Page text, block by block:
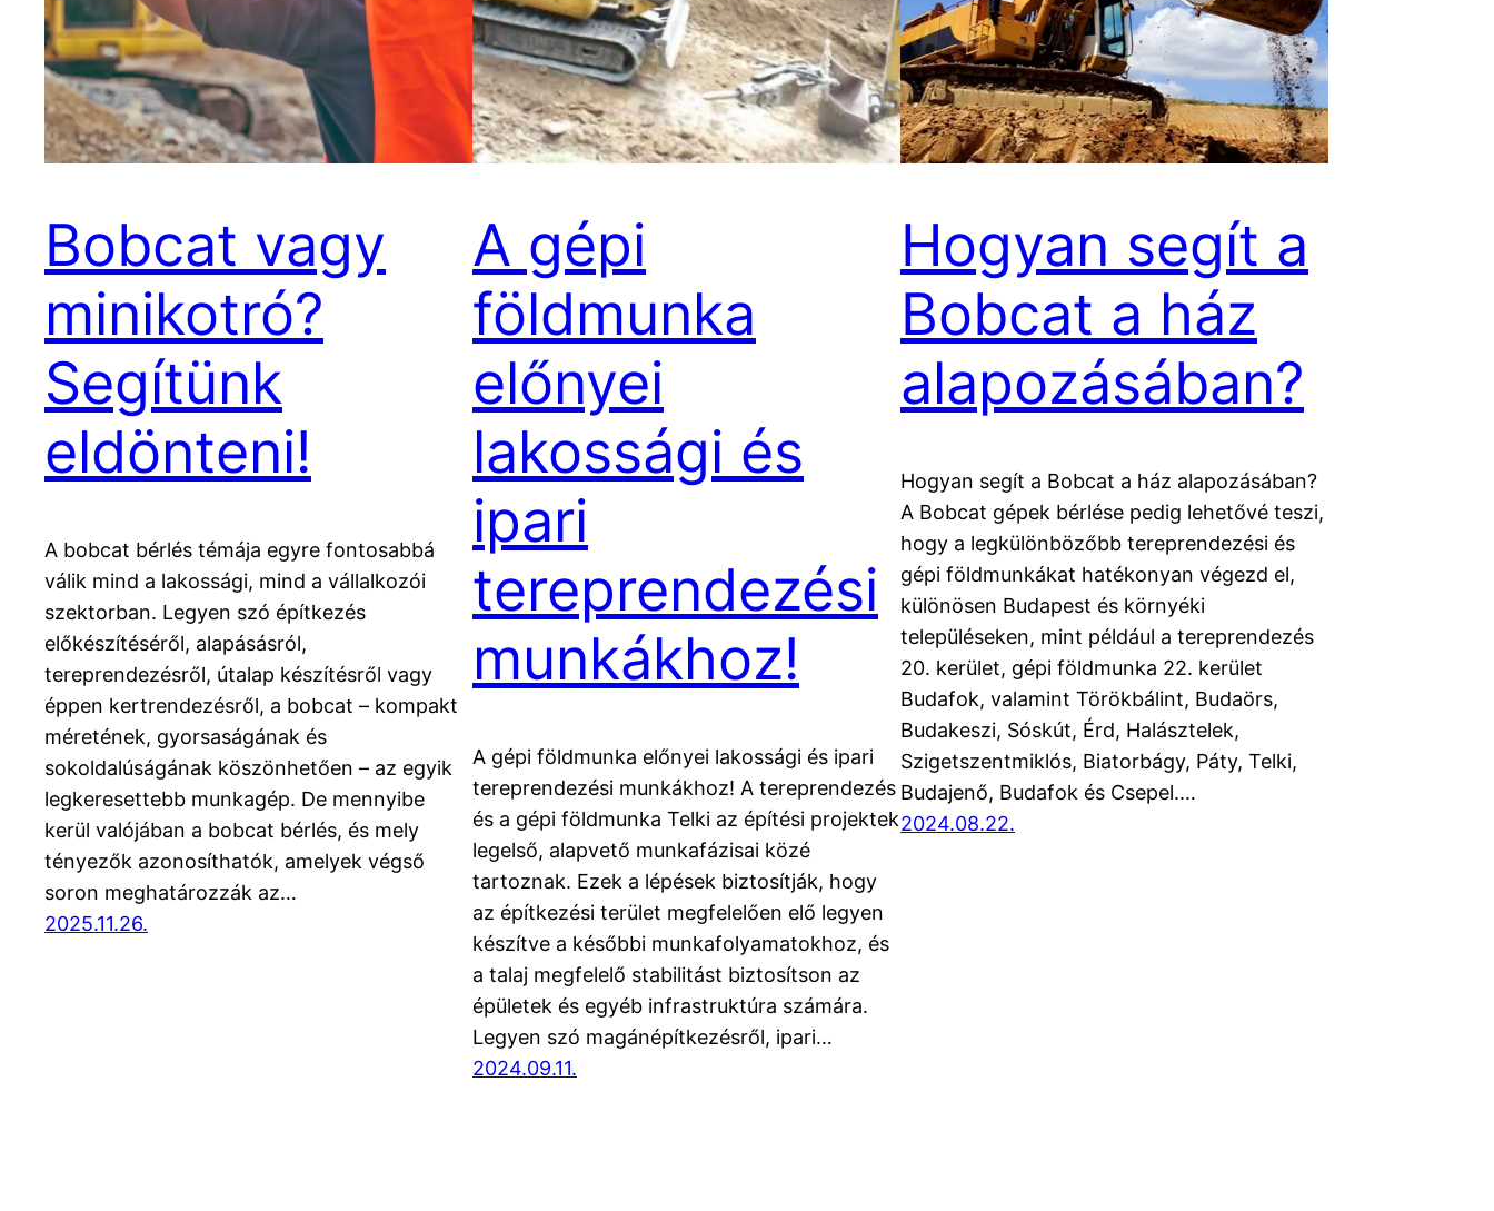
Bobcat vagy
minikotró?
Segítünk
eldönteni!
A bobcat bérlés témája egyre fontosabbá
válik mind a lakossági, mind a vállalkozói
szektorban. Legyen szó építkezés
előkészítéséről, alapásásról,
tereprendezésről, útalap készítésről vagy
éppen kertrendezésről, a bobcat – kompakt
méretének, gyorsaságának és
sokoldalúságának köszönhetően – az egyik
legkeresettebb munkagép. De mennyibe
kerül valójában a bobcat bérlés, és mely
tényezők azonosíthatók, amelyek végső
soron meghatározzák az…
2025.11.26.
A gépi
földmunka
előnyei
lakossági és
ipari
tereprendezési
munkákhoz!
A gépi földmunka előnyei lakossági és ipari
tereprendezési munkákhoz! A tereprendezés
és a gépi földmunka Telki az építési projektek
legelső, alapvető munkafázisai közé
tartoznak. Ezek a lépések biztosítják, hogy
az építkezési terület megfelelően elő legyen
készítve a későbbi munkafolyamatokhoz, és
a talaj megfelelő stabilitást biztosítson az
épületek és egyéb infrastruktúra számára.
Legyen szó magánépítkezésről, ipari…
2024.09.11.
Hogyan segít a
Bobcat a ház
alapozásában?
Hogyan segít a Bobcat a ház alapozásában?
A Bobcat gépek bérlése pedig lehetővé teszi,
hogy a legkülönbözőbb tereprendezési és
gépi földmunkákat hatékonyan végezd el,
különösen Budapest és környéki
településeken, mint például a tereprendezés
20. kerület, gépi földmunka 22. kerület
Budafok, valamint Törökbálint, Budaörs,
Budakeszi, Sóskút, Érd, Halásztelek,
Szigetszentmiklós, Biatorbágy, Páty, Telki,
Budajenő, Budafok és Csepel.…
2024.08.22.